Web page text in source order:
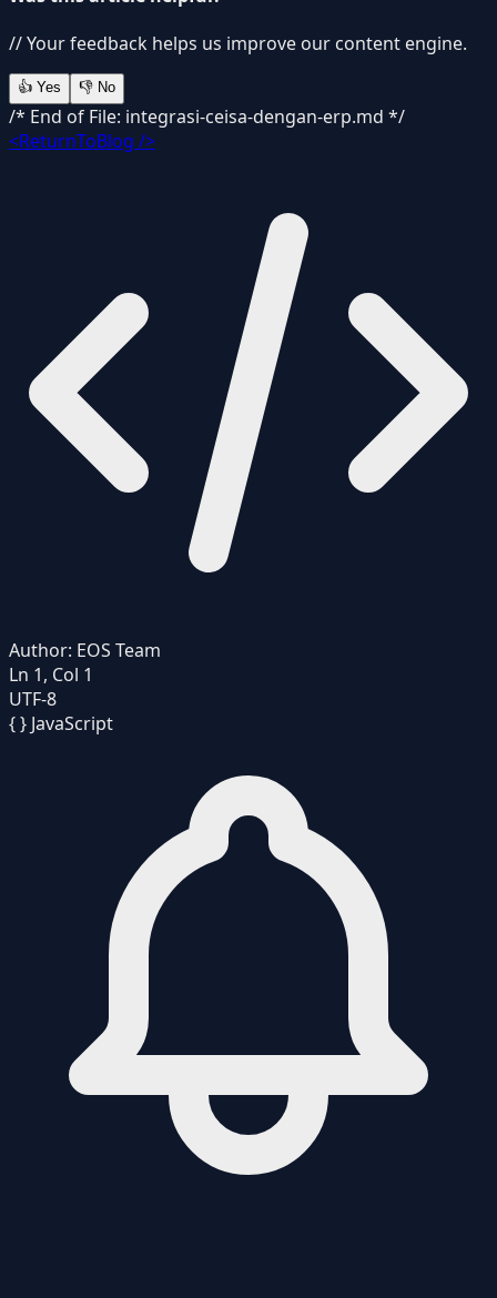
// Your feedback helps us improve our content engine.
👍 Yes 👎 No
/* End of File: integrasi-ceisa-dengan-erp.md */
<ReturnToBlog />
Author: EOS Team
Ln 1, Col 1
UTF-8
{ } JavaScript